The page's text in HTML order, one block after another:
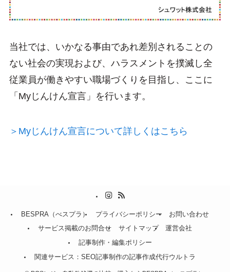
当社では、いかなる事由であれ差別されることの
ない社会の実現および、ハラスメントを撲滅し全
従業員が働きやすい職場づくりを目指し、ここに
「Myじんけん宣言」を行います。
＞Myじんけん宣言について詳しくはこちら
BESPRA（べスプラ） プライバシーポリシー
お問い合わせ
サービス掲載のお問合せ
サイトマップ
運営会社
記事制作・編集ポリシー
関連サービス：SEO記事制作の記事作成代行ウルトラ